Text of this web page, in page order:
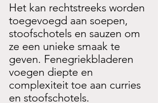
Het kan rechtstreeks worden
toegevoegd aan soepen,
stoofschotels en sauzen om
ze een unieke smaak te
geven. Fenegriekbladeren
voegen diepte en
complexiteit toe aan curries
en stoofschotels.